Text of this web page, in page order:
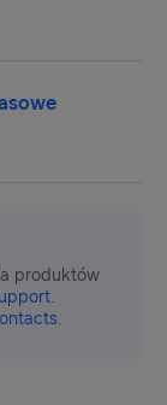
produktów
.
.